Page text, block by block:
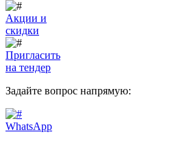
Акции и
скидки
Пригласить
на тендер
Задайте вопрос напрямую:
WhatsApp